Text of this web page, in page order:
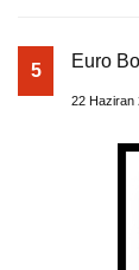
5 Euro
22 Haziran